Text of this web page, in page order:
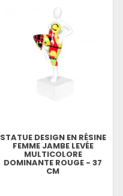
STATUE DESIGN EN RÉSINE
FEMME JAMBE LEVÉE
MULTICOLORE
DOMINANTE ROUGE - 37
CM